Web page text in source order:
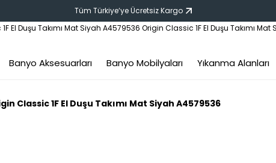
Tüm Türkiye‘ye Ücretsiz Kargo
Banyo Aksesuarları Banyo Mobilyaları Yıkanma Alanları
Classic 1F El Duşu Takımı Mat Siyah A4579536